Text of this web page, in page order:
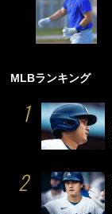
MLBランキング